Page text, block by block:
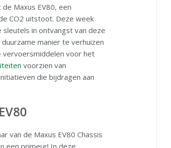
Maxus EV80, een
CO2 uitstoot. Deze week
sleutels in ontvangst van deze
manier te verhuizen
vervoersmiddelen voor het
voorzien van
die bijdragen aan
van de Maxus EV80 Chassis
een primeur! In deze